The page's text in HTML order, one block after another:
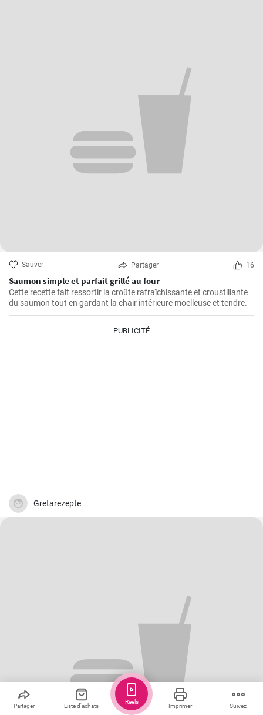
Sauver Partager 16
Saumon simple et parfait grillé au four
Cette recette fait ressortir la croûte rafraîchissante et croustillante
du saumon tout en gardant la chair intérieure moelleuse et tendre.
PUBLICITÉ
Gretarezepte
Partager Liste d'achats Imprimer Suivez
Reels